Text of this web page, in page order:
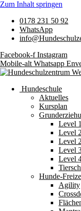
Zum Inhalt springen
0178 231 50 92
WhatsApp
Facebook-f Instagram
Mobile-alt Whatsapp
Hundeschule
Aktuelles
Kursplan
Level
Level
Level
Level
Level
Hunde-
Agility